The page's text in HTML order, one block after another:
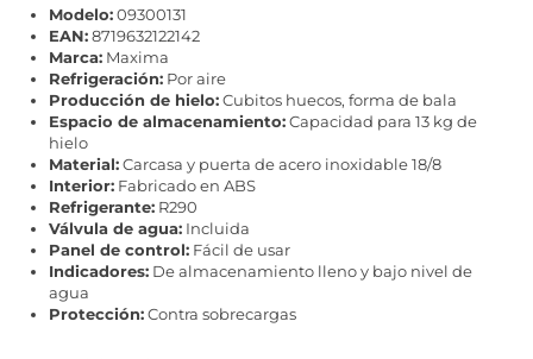
Modelo:09300131
EAN:8719632122142
Marca: Maxima
Refrigeración: Por aire
Producción de hielo:Cubitos huecos, forma de bala
Espacio de almacenamiento:Capacidad para 13 kg de
hielo
Material:Carcasa y puerta de acero inoxidable 18/8
Interior: Fabricado en ABS
Refrigerante: R290
Válvula de agua: Incluida
Panel de control: Fácil de usar
Indicadores: De almacenamiento lleno y bajo nivel de
agua
Protección:Contra sobrecargas